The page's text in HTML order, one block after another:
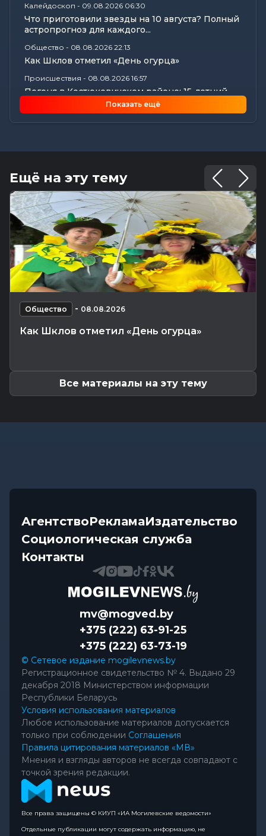
Калейдоскоп - 09.08.2026 06:30
Что приготовили звезды на 10 августа? Полный
астропрогноз для каждого...
Общество - 08.08.2026 22:13
Как Шклов отметил «День огурца»
Происшествия - 08.08.2026 16:57
Погоня в Костюковичском районе: 15-летний
мотоциклист пытался...
Смертельное ДТП в Белыничском районе:
мотоциклист погиб на месте
Общество -08.08.2026 15:00
Погода 9 августа в Могилевской области: без
осадков и комфортные...
Видеоновости -08.08.2026 10:04
Готовим вкусно | медальоны из говядины, салат
с баклажанами, заливной...
Калейдоскоп 08.08.2026 06:30
Что приготовили звезды на 9 августа:
инструкции по управлению судьбой
Главное -07.08.2026 20:30
Показать ещё
Ещё на эту тему
Общество - 08.08.2026
Как Шклов отметил «День огурца»
Все материалы на эту тему
АгентствоРекламаИздательство
Социологическая служба
Контакты
mv@mogved.by
+375 (222) 63-91-25
+375 (222) 63-73-19
© Сетевое издание mogilevnews.by
Регистрационное свидетельство № 4. Выдано 29
декабря 2018 Министерством информации
Республики Беларусь
Условия использования материалов
Любое использование материалов допускается
только при соблюдении Соглашения
Правила цитирования материалов «МВ»
Мнения и взгляды авторов не всегда совпадают с
точкой зрения редакции.
Все права защищены © КИУП «ИА Могилевские ведомости»
Отдельные публикации могут содержать информацию, не